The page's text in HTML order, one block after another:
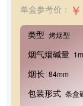
单盒参考价：
类型 烤烟型
烟气烟碱量
烟长 84mm
包装形式 条盒